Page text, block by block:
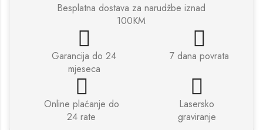
Besplatna dostava za narudžbe iznad
100KM
Garancija do 24
mjeseca
7 dana povrata
Online plaćanje do
24 rate
Lasersko
graviranje